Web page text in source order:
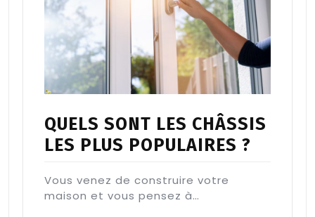
QUELS SONT LES CHÂSSIS
LES PLUS POPULAIRES ?
Vous venez de construire votre
maison et vous pensez à…